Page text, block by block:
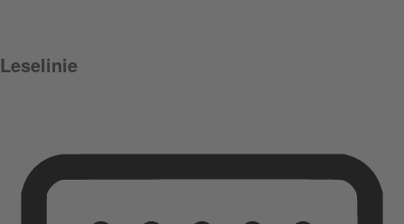
Leselinie